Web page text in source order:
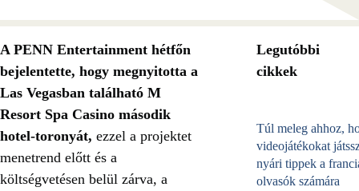
A PENN Entertainment hétfőn
bejelentette, hogy megnyitotta a
Las Vegasban található M
Resort Spa Casino második
hotel-toronyát, ezzel a projektet
menetrend előtt és a
költségvetésen belül zárva, a
Legutóbbi
cikkek
Túl meleg ahhoz,
videojátékokat
nyári tippek a
olvasók számára